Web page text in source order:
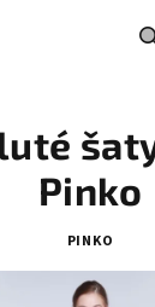
Pinko
PINKO